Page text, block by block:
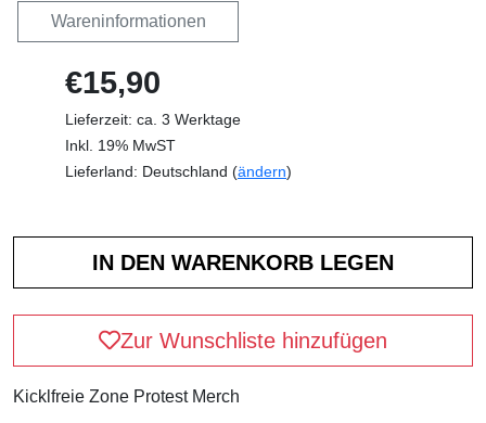
Wareninformationen
€15,90
Lieferzeit: ca. 3 Werktage
Inkl. 19% MwST
Lieferland: Deutschland (ändern)
Zur Wunschliste hinzufügen
Kicklfreie Zone Protest Merch